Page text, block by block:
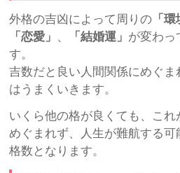
外格の吉凶によって周りの 「環
「恋愛」
「結婚運」 が変わっ
す。
吉数だと良い人間関係にめぐま
はうまくいきます。
いくら他の格が良くても、これ
めぐまれず、人生が難航する
格数となります。